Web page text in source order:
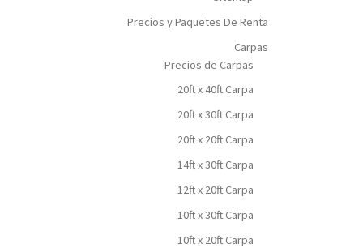
Precios y Paquetes De Renta
Carpas
Precios de Carpas
20ft x 40ft Carpa
20ft x 30ft Carpa
20ft x 20ft Carpa
14ft x 30ft Carpa
12ft x 20ft Carpa
10ft x 30ft Carpa
10ft x 20ft Carpa